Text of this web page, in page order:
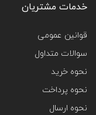
خدمات مشتریان
قوانین عمومی
سوالات متداول
نحوه خرید
نحوه پرداخت
نحوه ارسال